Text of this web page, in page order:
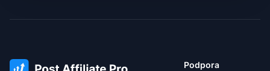
Podpora